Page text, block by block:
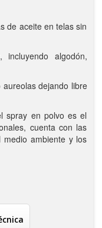
de aceite en telas sin
algodón,
dejando libre
spray en polvo es el
cuenta con las
medio ambiente y los